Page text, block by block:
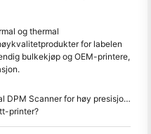
og thermal
for labelen
bulkekjøp og OEM-printere,
for høy presisjon og varighet
printer?